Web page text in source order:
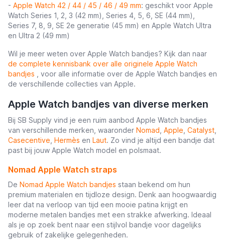
- Apple Watch 42 / 44 / 45 / 46 / 49 mm: geschikt voor Apple
Watch Series 1, 2, 3 (42 mm), Series 4, 5, 6, SE (44 mm),
Series 7, 8, 9, SE 2e generatie (45 mm) en Apple Watch Ultra
en Ultra 2 (49 mm)
Wil je meer weten over Apple Watch bandjes? Kijk dan naar
de complete kennisbank over alle originele Apple Watch
bandjes
, voor alle informatie over de Apple Watch bandjes en
de verschillende collecties van Apple.
Apple Watch bandjes van diverse merken
Bij SB Supply vind je een ruim aanbod Apple Watch bandjes
van verschillende merken, waaronder Nomad Apple Catalyst
Casecentive Hermès en Laut. Zo vind je altijd een bandje dat
past bij jouw Apple Watch model en polsmaat.
Nomad Apple Watch straps
De Nomad Apple Watch bandjes staan bekend om hun
premium materialen en tijdloze design. Denk aan hoogwaardig
leer dat na verloop van tijd een mooie patina krijgt en
moderne metalen bandjes met een strakke afwerking. Ideaal
als je op zoek bent naar een stijlvol bandje voor dagelijks
gebruik of zakelijke gelegenheden.